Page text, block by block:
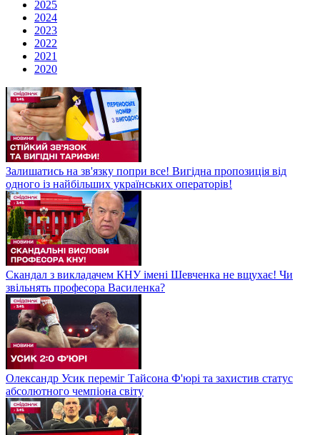
2025
2024
2023
2022
2021
2020
Залишатись на зв'язку попри все! Вигідна пропозиція від
одного із найбільших українських операторів!
Скандал з викладачем КНУ імені Шевченка не вщухає! Чи
звільнять професора Василенка?
Олександр Усик переміг Тайсона Ф'юрі та захистив статус
абсолютного чемпіона світу